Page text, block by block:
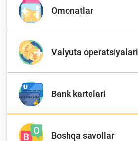
To'lov va o'tkazmalar
Moliyaviy xavfsizlik
Omonatlar
Valyuta operatsiyalari
Bank kartalari
Boshqa savollar